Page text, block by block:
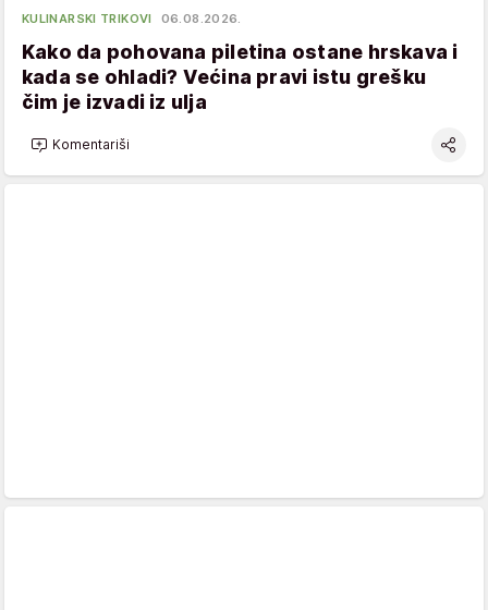
KULINARSKI TRIKOVI 06.08.2026.
Kako da pohovana piletina ostane hrskava i
kada se ohladi? Većina pravi istu grešku
čim je izvadi iz ulja
Komentariši